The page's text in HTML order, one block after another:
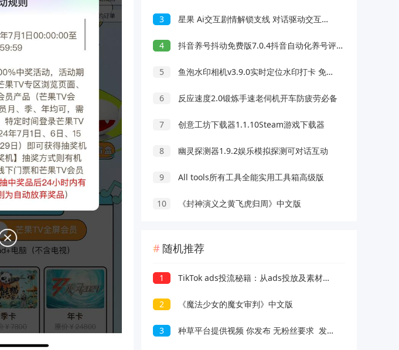
3 星果 Ai交互剧情解锁支线 对话驱动交互故事剧情
4 抖音养号抖动免费版7.0.4抖音自动化养号评论脚本
5 鱼泡水印相机v3.9.0实时定位水印打卡 免费无广告
6 反应速度2.0锻炼手速老伺机开车防疲劳必备
7 创意工坊下载器1.1.10Steam游戏下载器
8 幽灵探测器1.9.2娱乐模拟探测可对话互动
9 All tools所有工具全能实用工具箱高级版
10 《封神演义之黄飞虎归周》中文版
随机推荐
1 TikTok ads投流秘籍：从ads投放及素材拆解，到剪辑去重，全方位传授技巧
2 《魔法少女的魔女审判》中文版
3 种草平台提供视频 你发布 无粉丝要求 发布就有钱 轻松一天3张+【揭秘】